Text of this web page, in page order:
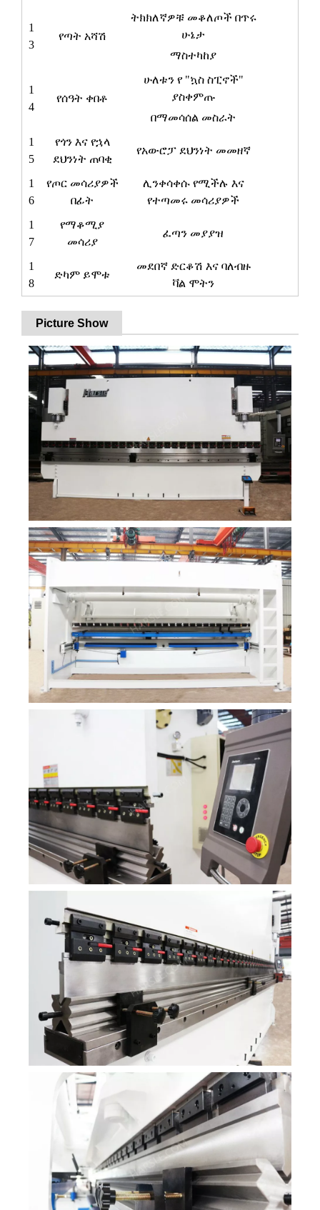
1
3
የጣት አሻሽ
ትክክለኛዎቹ መቆለጦች በጥሩ
ሁኔታ
ማስተካከያ
1
4
የሰዓት ቀበቶ
ሁለቱን የ "ኳስ ስፒኖች"
ያስቀምጡ
በማመሳሰል መስራት
1
5
የጎን እና የኋላ
ደህንነት ጠባቂ
የአውሮፓ ደህንነት መመዘኛ
1
6
የጦር መሳሪያዎች
በፊት
ሊንቀሳቀሱ የሚችሉ እና
የተጣመሩ መሳሪያዎች
1
7
የማቆሚያ
መሳሪያ
ፈጣን መያያዝ
1
8
ድካም ይሞቱ
መደበኛ ድርቆሽ እና ባለብዙ
ቫል ሞትን
Picture Show